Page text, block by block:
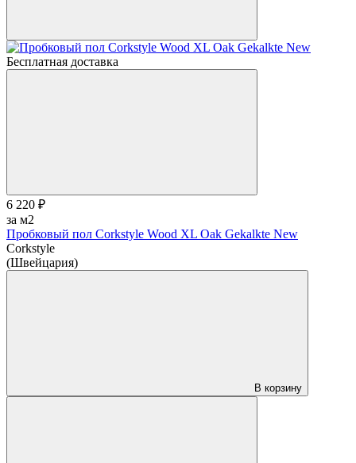
Бесплатная доставка
6 220 ₽
за м2
Пробковый пол Corkstyle Wood XL Oak Gekalkte New
Corkstyle
(Швейцария)
В корзину